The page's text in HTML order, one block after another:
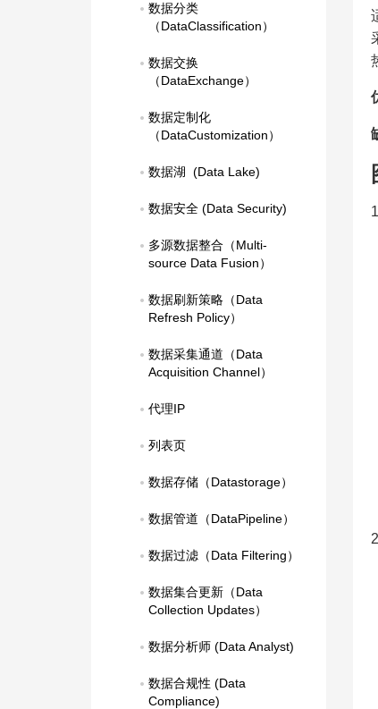
数据分类
（DataClassification）
数据交换
（DataExchange）
数据定制化
（DataCustomization）
数据湖  (Data Lake)
数据安全 (Data Security)
多源数据整合（Multi-
source Data Fusion）
数据刷新策略（Data
Refresh Policy）
数据采集通道（Data
Acquisition Channel）
代理IP
列表页
数据存储（Datastorage）
数据管道（DataPipeline）
数据过滤（Data Filtering）
数据集合更新（Data
Collection Updates）
数据分析师 (Data Analyst)
数据合规性 (Data
Compliance)